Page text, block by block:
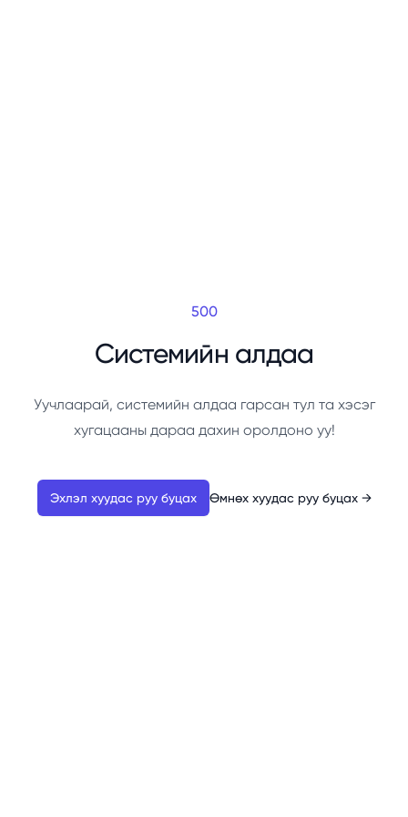
500
Системийн алдаа
Уучлаарай, системийн алдаа гарсан тул та хэсэг
хугацааны дараа дахин оролдоно уу!
Эхлэл хуудас руу буцах Өмнөх хуудас руу буцах →